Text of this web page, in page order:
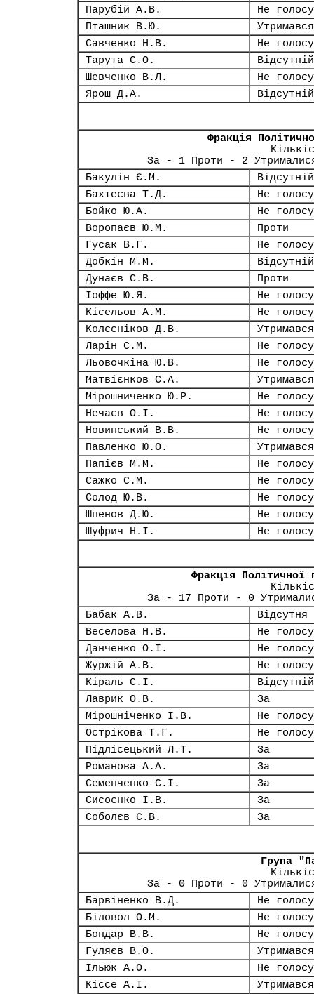
Парубій А.В.
Не
Пташник В.Ю.
Утримався
Савченко Н.В.
Не
Тарута С.О.
Відсутній
Шевченко В.Л.
Не
Ярош Д.А.
Відсутній
Фракція
За - 1 Проти - 2
Бакулін Є.М.
Відсутній
Бахтеєва Т.Д.
Не
Бойко Ю.А.
Не
Воропаєв Ю.М.
Проти
Гусак В.Г.
Не
Добкін М.М.
Відсутній
Дунаєв С.В.
Проти
Іоффе Ю.Я.
Не
Кісельов А.М.
Не
Колєсніков Д.В.
Утримався
Ларін С.М.
Не
Льовочкіна Ю.В.
Не
Матвієнков С.А.
Утримався
Мірошниченко Ю.Р.
Не
Нечаєв О.І.
Не
Новинський В.В.
Не
Павленко Ю.О.
Утримався
Папієв М.М.
Не
Сажко С.М.
Не
Солод Ю.В.
Не
Шпенов Д.Ю.
Не
Шуфрич Н.І.
Не
Фракція Політичної
За - 17 Проти - 0
Бабак А.В.
Відсутня
Веселова Н.В.
Не
Данченко О.І.
Не
Журжій А.В.
Не
Кіраль С.І.
Відсутній
Лаврик О.В.
За
Мірошніченко І.В.
Не
Острікова Т.Г.
Не
Підлісецький Л.Т.
За
Романова А.А.
За
Семенченко С.І.
За
Сисоєнко І.В.
За
Соболєв Є.В.
За
Група
За - 0 Проти - 0
Барвіненко В.Д.
Не
Біловол О.М.
Не
Бондар В.В.
Не
Гуляєв В.О.
Утримався
Ільюк А.О.
Не
Кіссе А.І.
Утримався